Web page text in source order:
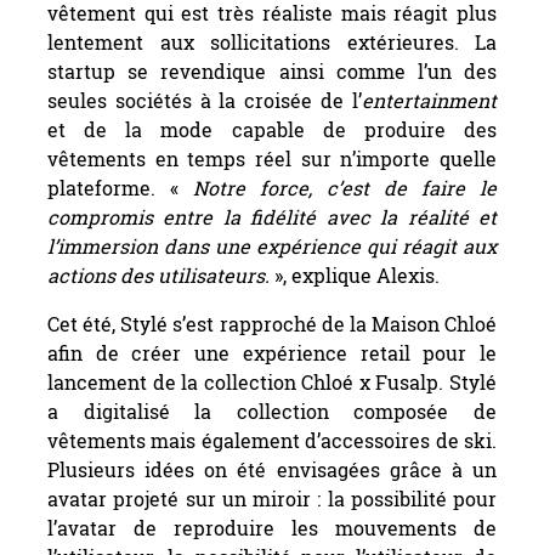
vêtement qui est très réaliste mais réagit plus
lentement aux sollicitations extérieures. La
startup se revendique ainsi comme l’un des
seules sociétés à la croisée de l’entertainment
et de la mode capable de produire des
vêtements en temps réel sur n’importe quelle
plateforme. « Notre force, c’est de faire le
compromis entre la fidélité avec la réalité et
l’immersion dans une expérience qui réagit aux
actions des utilisateurs. », explique Alexis.
Cet été, Stylé s’est rapproché de la Maison Chloé
afin de créer une expérience retail pour le
lancement de la collection Chloé x Fusalp. Stylé
a digitalisé la collection composée de
vêtements mais également d’accessoires de ski.
Plusieurs idées on été envisagées grâce à un
avatar projeté sur un miroir : la possibilité pour
l’avatar de reproduire les mouvements de